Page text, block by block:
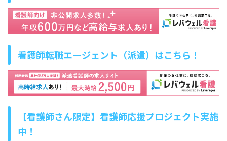
看護師転職エージェント（派遣）はこちら！
【看護師さん限定】看護師応援プロジェクト実施
中！